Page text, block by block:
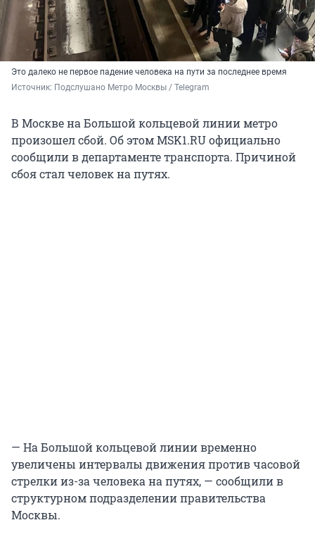
Это далеко не первое падение человека на пути за последнее время
Источник: Подслушано Метро Москвы / Telegram
В Москве на Большой кольцевой линии метро
произошел сбой. Об этом MSK1.RU официально
сообщили в департаменте транспорта. Причиной
сбоя стал человек на путях.
— На Большой кольцевой линии временно
увеличены интервалы движения против часовой
стрелки из-за человека на путях, — сообщили в
структурном подразделении правительства
Москвы.